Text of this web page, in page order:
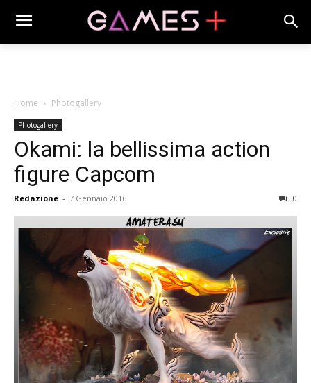
Home Photogallery
Photogallery
Okami: la bellissima action
figure Capcom
Redazione - 7 Gennaio 2016 0